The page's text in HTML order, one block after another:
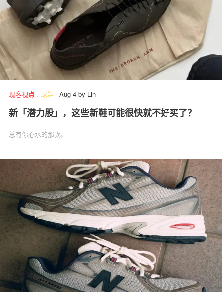
现客视点 . 球鞋 - Aug 4 by Lin
新「潜力股」，这些新鞋可能很快就不好买了？
总有你心水的那款。